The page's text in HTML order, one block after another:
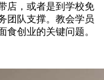
店，或者是到学校免
团队支撑。教会学员
食创业的关键问题。